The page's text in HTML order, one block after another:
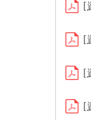
[
[
[
[